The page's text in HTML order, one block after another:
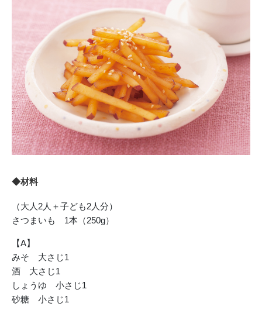
◆材料
（大人2人＋子ども2人分）
さつまいも 1本（250g）
【A】
みそ 大さじ1
酒 大さじ1
しょうゆ 小さじ1
砂糖 小さじ1